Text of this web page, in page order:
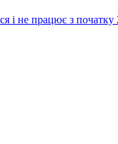
і не працює з